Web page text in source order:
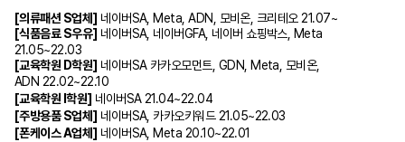
[의류패션 S업체 ] 네이버SA, Meta, ADN, 모비온, 크리테오21.07~
[식품음료S우유] 네이버SA, 네이버GFA, 네이버 쇼핑박스, Meta
21.05~22.03
[교육학원 D학원] 네이버SA 카카오모먼트, GDN, Meta, 모비온,
ADN 22.02~22.10
[교육학원 I학원] 네이버SA 21.04~22.04
[주방용품S업체 ] 네이버SA, 카카오키워드21.05~22.03
[폰케이스A업체 ] 네이버SA, Meta 20.10~22.01